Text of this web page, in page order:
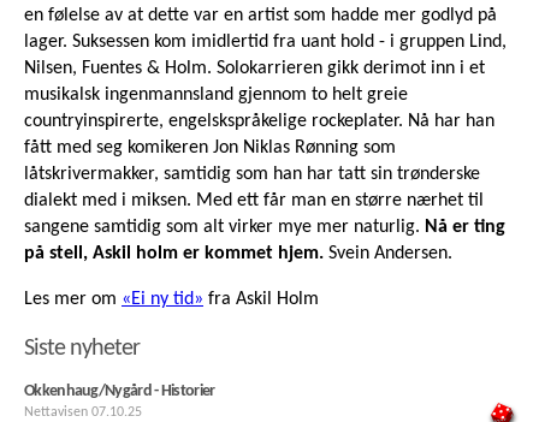
en følelse av at dette var en artist som hadde mer godlyd på
lager. Suksessen kom imidlertid fra uant hold - i gruppen Lind,
Nilsen, Fuentes & Holm. Solokarrieren gikk derimot inn i et
musikalsk ingenmannsland gjennom to helt greie
countryinspirerte, engelskspråkelige rockeplater. Nå har han
fått med seg komikeren Jon Niklas Rønning som
låtskrivermakker, samtidig som han har tatt sin trønderske
dialekt med i miksen. Med ett får man en større nærhet til
sangene samtidig som alt virker mye mer naturlig. Nå er ting
på stell, Askil holm er kommet hjem. Svein Andersen.
Les mer om «Ei ny tid» fra Askil Holm
Siste nyheter
Okkenhaug/Nygård - Historier
Nettavisen 07.10.25